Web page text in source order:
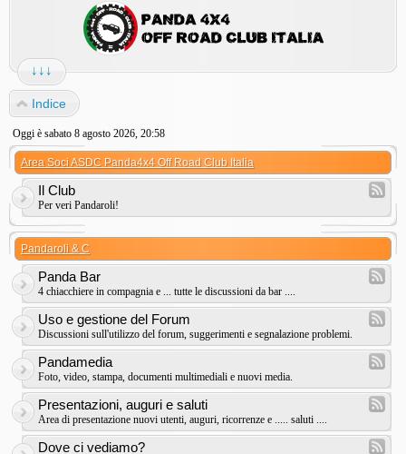
↓↓↓
Indice
Oggi è sabato 8 agosto 2026, 20:58
Area Soci ASDC Panda4x4 Off Road Club Italia
Il Club
Per veri Pandaroli!
Pandaroli & C
Panda Bar
4 chiacchiere in compagnia e ... tutte le discussioni da bar ....
Uso e gestione del Forum
Discussioni sull'utilizzo del forum, suggerimenti e segnalazione problemi.
Pandamedia
Foto, video, stampa, documenti multimediali e nuovi media.
Presentazioni, auguri e saluti
Area di presentazione nuovi utenti, auguri, ricorrenze e ..... saluti ....
Dove ci vediamo?